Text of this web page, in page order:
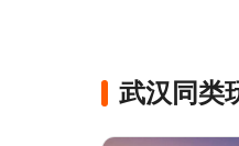
武汉同类